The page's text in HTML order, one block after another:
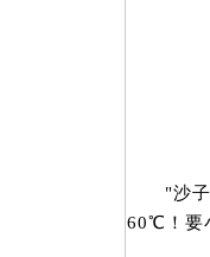
"沙子很
60℃！要